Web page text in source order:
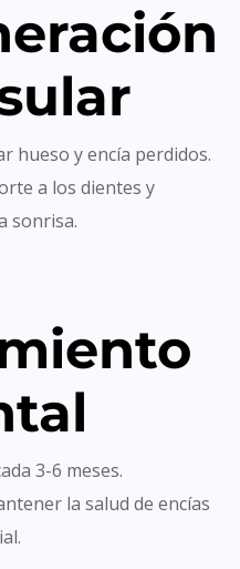
hueso y encía perdidos.
a los dientes y
sonrisa.
3-6 meses.
la salud de encías